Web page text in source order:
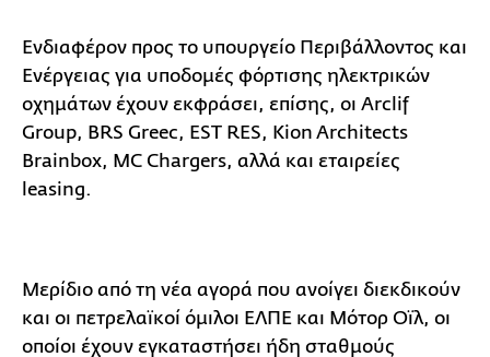
Ενδιαφέρον προς το υπουργείο Περιβάλλοντος και
Ενέργειας για υποδομές φόρτισης ηλεκτρικών
οχημάτων έχουν εκφράσει, επίσης, οι Arclif
Group, BRS Greec, EST RES, Kion Architects
Brainbox, MC Chargers, αλλά και εταιρείες
leasing.
Μερίδιο από τη νέα αγορά που ανοίγει διεκδικούν
και οι πετρελαϊκοί όμιλοι ΕΛΠΕ και Μότορ Οϊλ, οι
οποίοι έχουν εγκαταστήσει ήδη σταθμούς